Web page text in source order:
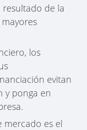
resultado de la
los
evitan
y ponga en
mercado es el